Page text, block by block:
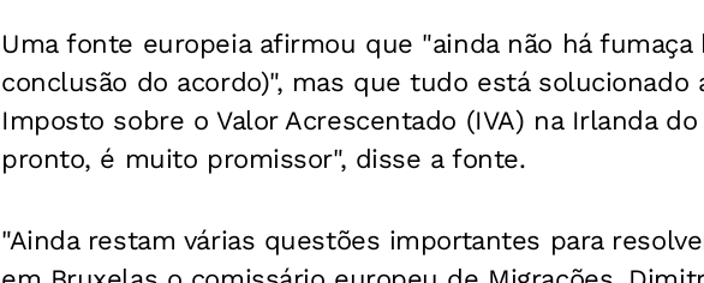
Uma fonte europeia afirmou que "ainda não há fumaça
conclusão do acordo)", mas que tudo está solucionado
Imposto sobre o Valor Acrescentado (IVA) na Irlanda
pronto, é muito promissor", disse a fonte.
"Ainda restam várias questões importantes para